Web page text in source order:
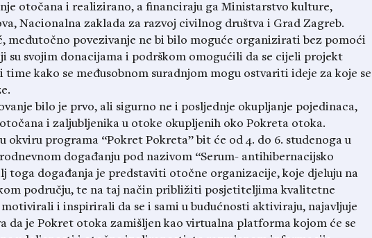
otočana i realizirano, a financiraju ga Ministarstvo kulture,
Nacionalna zaklada za razvoj civilnog društva i Grad Zagreb.
međutočno povezivanje ne bi bilo moguće organizirati bez pomoći
su svojim donacijama i podrškom omogućili da se cijeli projekt
time kako se međusobnom suradnjom mogu ostvariti ideje za koje se
bilo je prvo, ali sigurno ne i posljednje okupljanje pojedinaca,
i zaljubljenika u otoke okupljenih oko Pokreta otoka.
okviru programa “Pokret Pokreta” bit će od 4. do 6. studenoga u
događanju pod nazivom “Serum- antihibernacijsko
toga događanja je predstaviti otočne organizacije, koje djeluju na
području, te na taj način približiti posjetiteljima kvalitetne
i inspirirali da se i sami u budućnosti aktiviraju, najavljuje
da je Pokret otoka zamišljen kao virtualna platforma kojom će se